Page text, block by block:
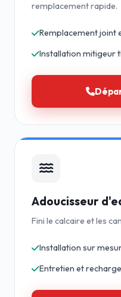
remplacement rapide.
Remplacement joint
Installation mitigeur
Adoucisseur
Fini le calcaire et les
Installation sur
Entretien et